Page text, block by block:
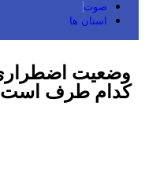
صوت
استان ها
وضعیت
کدام طرف